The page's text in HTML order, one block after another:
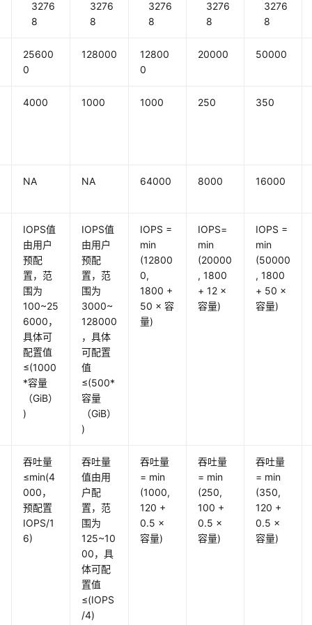
3276
8
3276
8
3276
8
3276
8
3276
8
25600
0
128000
12800
0
20000 50000
4000 1000 1000 250 350
NA NA 64000 8000 16000
IOPS值
由用户
预配
置，范
围为
100~25
6000，
具体可
配置值
≤(1000
*容量
（GiB）
)
IOPS值
由用户
预配
置，范
围为
3000~
128000
，具体
可配置
值
≤(500*
容量
（GiB）
)
IOPS =
min
(12800
0,
1800 +
50 × 容
量)
IOPS=
min
(20000
, 1800
+ 12 ×
容量)
IOPS =
min
(50000
, 1800
+ 50 ×
容量)
吞吐量
≤min(4
000，
预配置
IOPS/1
6)
吞吐量
值由用
户配
置，范
围为
125~10
00，具
体可配
置值
≤(IOPS
/4)
吞吐量
= min
(1000,
120 +
0.5 ×
容量)
吞吐量
= min
(250,
100 +
0.5 ×
容量)
吞吐量
= min
(350,
120 +
0.5 ×
容量)